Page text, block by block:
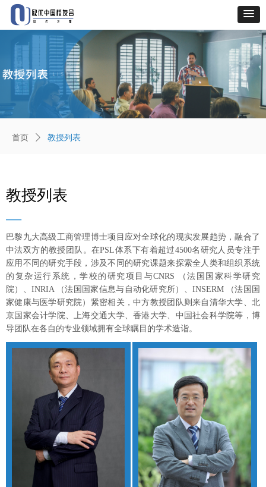
首页 ꄲ 教授列表
教授列表
—
巴黎九大高级工商管理博士项目应对全球化的现实发展趋势，融合了
中法双方的教授团队。在PSL体系下有着超过4500名研究人员专注于
应用不同的研究手段，涉及不同的研究课题来探索全人类和组织系统
的复杂运行系统，学校的研究项目与CNRS （法国国家科学研究
院）、INRIA （法国国家信息与自动化研究所）、INSERM （法国国
家健康与医学研究院）紧密相关，中方教授团队则来自清华大学、北
京国家会计学院、上海交通大学、香港大学、中国社会科学院等，博
导团队在各自的专业领域拥有全球瞩目的学术造诣。